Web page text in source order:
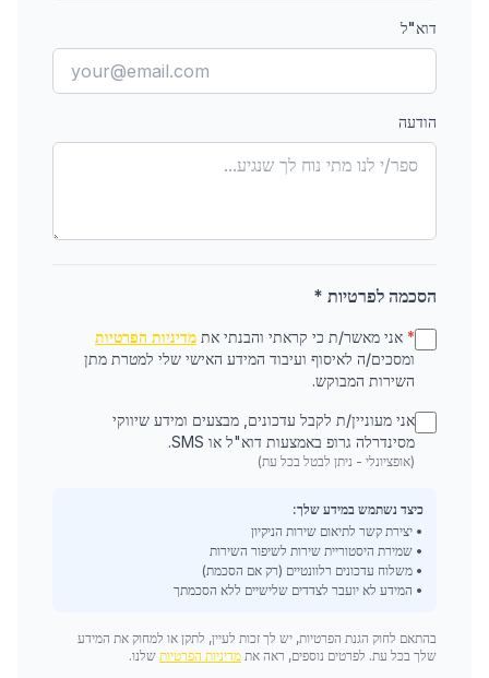
דוא"ל
הודעה
הסכמה לפרטיות *
* אני מאשר/ת כי קראתי והבנתי את מדיניות הפרטיות
ומסכים/ה לאיסוף ועיבוד המידע האישי שלי למטרת מתן
השירות המבוקש.
אני מעוניין/ת לקבל עדכונים, מבצעים ומידע שיווקי
מסינדרלה גרופ באמצעות דוא"ל או SMS.
(אופציונלי - ניתן לבטל בכל עת)
כיצד נשתמש במידע שלך:
• יצירת קשר לתיאום שירות הניקיון
• שמירת היסטוריית שירות לשיפור השירות
• משלוח עדכונים רלוונטיים (רק אם הסכמת)
• המידע לא יועבר לצדדים שלישיים ללא הסכמתך
בהתאם לחוק הגנת הפרטיות, יש לך זכות לעיין, לתקן או למחוק את המידע
שלך בכל עת. לפרטים נוספים, ראה את מדיניות הפרטיות שלנו.